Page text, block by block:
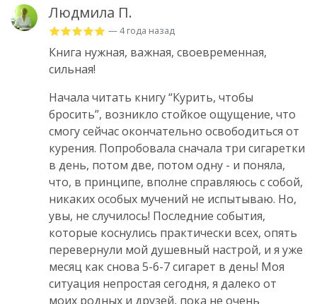
Людмила П.
— 4 года назад
Книга нужная, важная, своевременная,
сильная!
Начала читать книгу “Курить, чтобы
бросить”, возникло стойкое ощущение, что
смогу сейчас окончательно освободиться от
курения. Попробовала сначала три сигаретки
в день, потом две, потом одну - и поняла,
что, в принципе, вполне справляюсь с собой,
никаких особых мучений не испытываю. Но,
увы, не случилось! Последние события,
которые коснулись практически всех, опять
перевернули мой душевный настрой, и я уже
месяц как снова 5-6-7 сигарет в день! Моя
ситуация непростая сегодня, я далеко от
моих родных и друзей, пока не очень